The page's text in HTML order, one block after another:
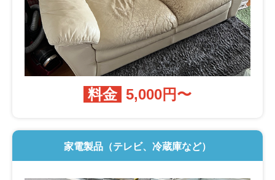
料金 5,000円〜
家電製品（テレビ、冷蔵庫など）